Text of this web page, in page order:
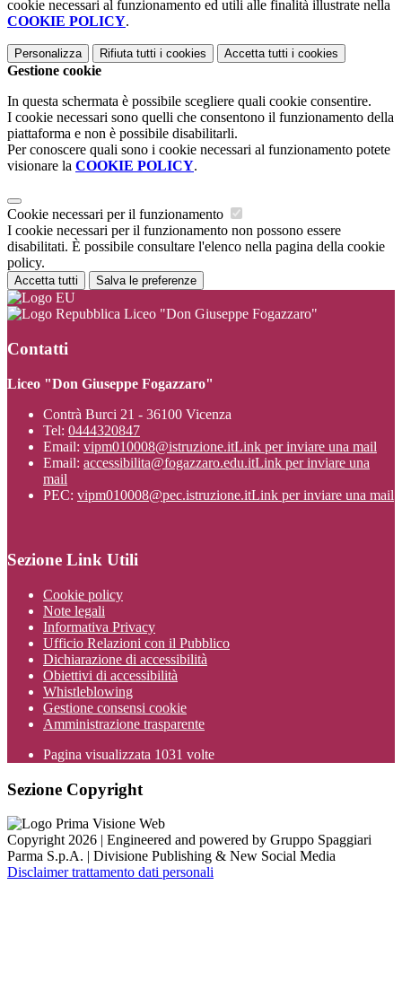
cookie necessari al funzionamento ed utili alle finalità illustrate nella
COOKIE POLICY.
Personalizza Rifiuta tutti i cookies Accetta tutti i cookies
Gestione cookie
In questa schermata è possibile scegliere quali cookie consentire.
I cookie necessari sono quelli che consentono il funzionamento della
piattaforma e non è possibile disabilitarli.
Per conoscere quali sono i cookie necessari al funzionamento potete
visionare la COOKIE POLICY.
Cookie necessari per il funzionamento
I cookie necessari per il funzionamento non possono essere
disabilitati. È possibile consultare l'elenco nella pagina della cookie
policy.
Accetta tutti Salva le preferenze
Liceo "Don Giuseppe Fogazzaro"
Contatti
Liceo "Don Giuseppe Fogazzaro"
Contrà Burci 21 - 36100 Vicenza
Tel: 0444320847
Email: vipm010008@istruzione.itLink per inviare una mail
Email: accessibilita@fogazzaro.edu.itLink per inviare una
mail
PEC: vipm010008@pec.istruzione.itLink per inviare una mail
Sezione Link Utili
Cookie policy
Note legali
Informativa Privacy
Ufficio Relazioni con il Pubblico
Dichiarazione di accessibilità
Obiettivi di accessibilità
Whistleblowing
Gestione consensi cookie
Amministrazione trasparente
Pagina visualizzata 1031 volte
Sezione Copyright
Copyright 2026 | Engineered and powered by Gruppo Spaggiari
Parma S.p.A. | Divisione Publishing & New Social Media
Disclaimer trattamento dati personali